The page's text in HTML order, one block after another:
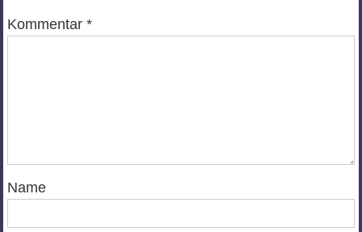
Kommentar *
Name